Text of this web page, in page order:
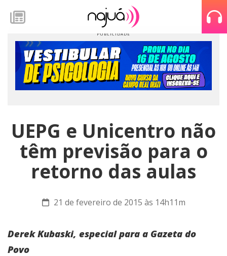
UEPG e Unicentro não
têm previsão para o
retorno das aulas
21 de fevereiro de 2015 às 14h11m
Derek Kubaski, especial para a Gazeta do
Povo